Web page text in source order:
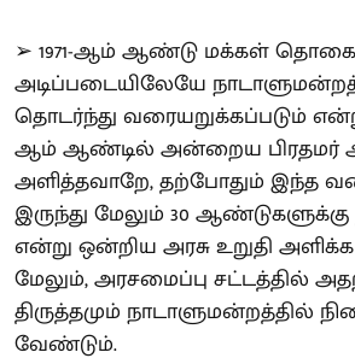
➢ 1971-ஆம் ஆண்டு மக்கள் தொகை
அடிப்படையிலேயே
தொடர்ந்து வரையறுக்கப்படும்
ஆம் ஆண்டில் அன்றைய பிரதமர்
அளித்தவாறே, தற்போதும் இந்த
இருந்து மேலும் 30 ஆண்டுகளுக்கு
என்று ஒன்றிய அரசு உறுதி
மேலும், அரசமைப்பு சட்டத்தில்
திருத்தமும் நாடாளுமன்றத்தில்
வேண்டும்.